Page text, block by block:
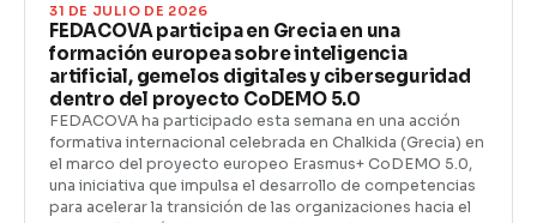
31 DE JULIO DE 2026
FEDACOVA participa en Grecia en una
formación europea sobre inteligencia
artificial, gemelos digitales y ciberseguridad
dentro del proyecto CoDEMO 5.0
FEDACOVA ha participado esta semana en una acción
formativa internacional celebrada en Chalkida (Grecia) en
el marco del proyecto europeo Erasmus+ CoDEMO 5.0,
una iniciativa que impulsa el desarrollo de competencias
para acelerar la transición de las organizaciones hacia el